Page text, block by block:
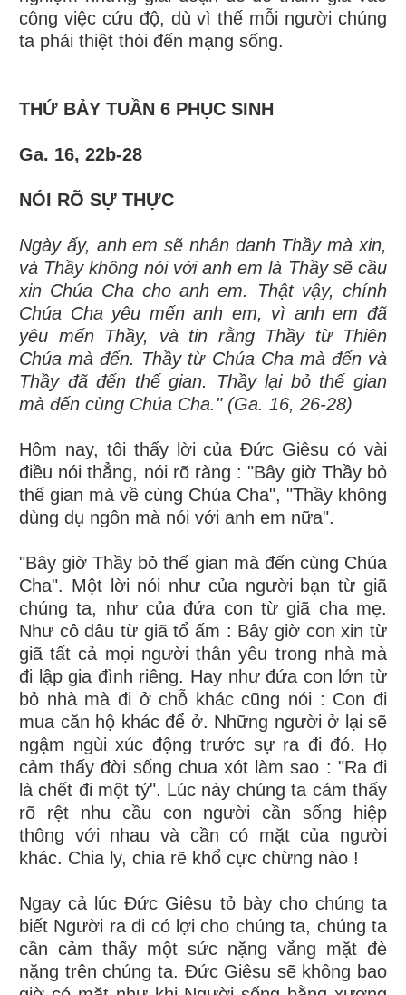
công việc cứu độ, dù vì thế mỗi người chúng
ta phải thiệt thòi đến mạng sống.
THỨ BẢY TUẦN 6 PHỤC SINH
Ga. 16, 22b-28
NÓI RÕ SỰ THỰC
Ngày ấy, anh em sẽ nhân danh Thầy mà xin,
và Thầy không nói với anh em là Thầy sẽ cầu
xin Chúa Cha cho anh em. Thật vậy, chính
Chúa Cha yêu mến anh em, vì anh em đã
yêu mến Thầy, và tin rằng Thầy từ Thiên
Chúa mà đến. Thầy từ Chúa Cha mà đến và
Thầy đã đến thế gian. Thầy lại bỏ thế gian
mà đến cùng Chúa Cha." (Ga. 16, 26-28)
Hôm nay, tôi thấy lời của Đức Giêsu có vài
điều nói thẳng, nói rõ ràng : "Bây giờ Thầy bỏ
thế gian mà về cùng Chúa Cha", "Thầy không
dùng dụ ngôn mà nói với anh em nữa".
"Bây giờ Thầy bỏ thế gian mà đến cùng Chúa
Cha". Một lời nói như của người bạn từ giã
chúng ta, như của đứa con từ giã cha mẹ.
Như cô dâu từ giã tổ ấm : Bây giờ con xin từ
giã tất cả mọi người thân yêu trong nhà mà
đi lập gia đình riêng. Hay như đứa con lớn từ
bỏ nhà mà đi ở chỗ khác cũng nói : Con đi
mua căn hộ khác để ở. Những người ở lại sẽ
ngậm ngùi xúc động trước sự ra đi đó. Họ
cảm thấy đời sống chua xót làm sao : "Ra đi
là chết đi một tý". Lúc này chúng ta cảm thấy
rõ rệt nhu cầu con người cần sống hiệp
thông với nhau và cần có mặt của người
khác. Chia ly, chia rẽ khổ cực chừng nào !
Ngay cả lúc Đức Giêsu tỏ bày cho chúng ta
biết Người ra đi có lợi cho chúng ta, chúng ta
cần cảm thấy một sức nặng vắng mặt đè
nặng trên chúng ta. Đức Giêsu sẽ không bao